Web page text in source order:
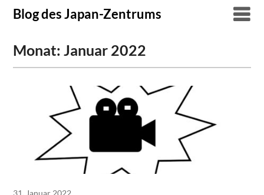
SkipBlog des Japan-Zentrums
Monat:Januar 2022
31. Januar 2022